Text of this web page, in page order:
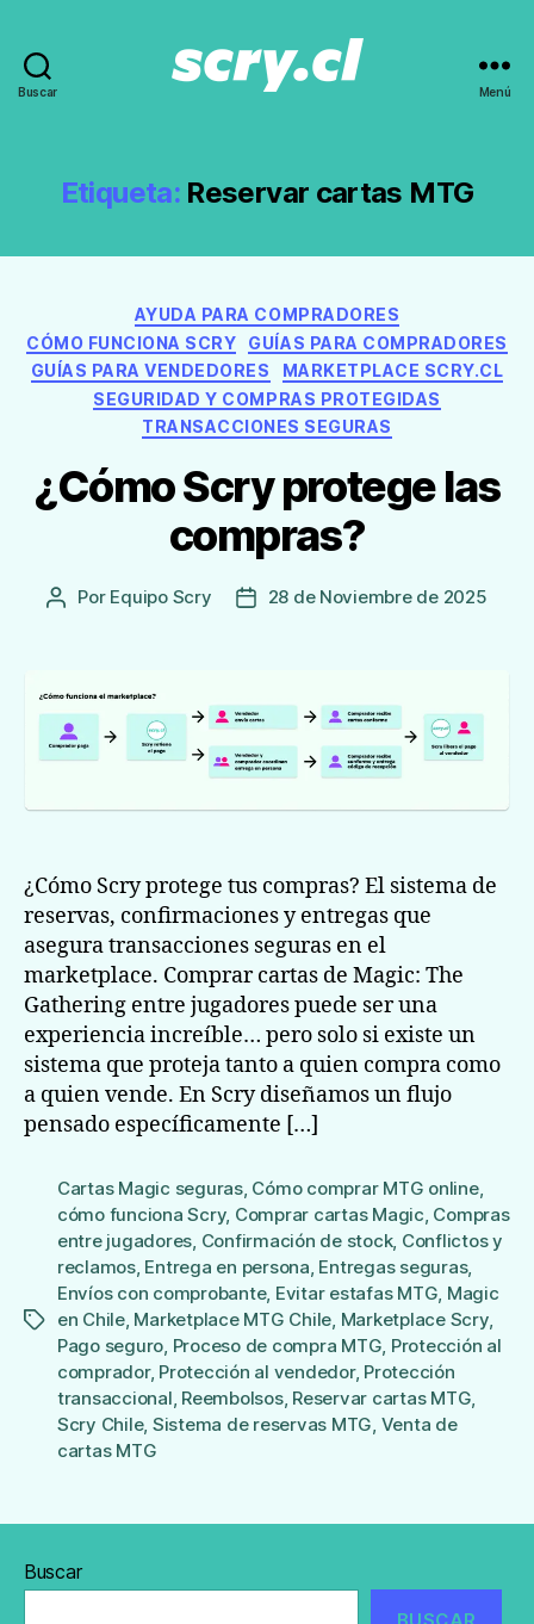
Buscar
recomendaciones
de
Menú
Etiqueta: Reservar cartas MTG
Categorías
AYUDA PARA COMPRADORES
CÓMO FUNCIONA SCRY
GUÍAS PARA COMPRADORES
GUÍAS PARA VENDEDORES
MARKETPLACE SCRY.CL
SEGURIDAD Y COMPRAS PROTEGIDAS
TRANSACCIONES SEGURAS
¿Cómo Scry protege las
compras?
Autor
Por Equipo Scry
Fecha28 de Noviembre de 2025
¿Cómo Scry protege tus compras? El sistema de
reservas, confirmaciones y entregas que
asegura transacciones seguras en el
marketplace. Comprar cartas de Magic: The
Gathering entre jugadores puede ser una
experiencia increíble… pero solo si existe un
sistema que proteja tanto a quien compra como
a quien vende. En Scry diseñamos un flujo
pensado específicamente […]
Etiquetas
Cartas Magic seguras, Cómo comprar MTG online,
cómo funciona Scry, Comprar cartas Magic, Compras
entre jugadores, Confirmación de stock, Conflictos y
reclamos, Entrega en persona, Entregas seguras,
Envíos con comprobante, Evitar estafas MTG, Magic
en Chile, Marketplace MTG Chile, Marketplace Scry,
Pago seguro, Proceso de compra MTG, Protección al
comprador, Protección al vendedor, Protección
transaccional, Reembolsos, Reservar cartas MTG,
Scry Chile, Sistema de reservas MTG, Venta de
cartas MTG
Buscar